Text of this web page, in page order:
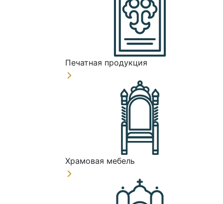
Печатная продукция
Храмовая мебель